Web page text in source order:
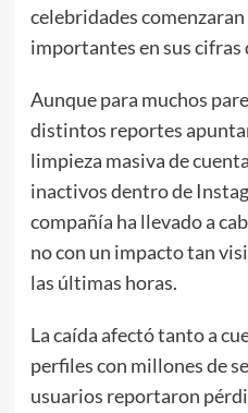
celebridades
importantes en sus
Aunque para muchos
distintos reportes
limpieza masiva de
inactivos dentro de
compañía ha llevado a
no con un impacto tan
las últimas horas.
La caída afectó tanto a
perfiles con millones de
usuarios reportaron